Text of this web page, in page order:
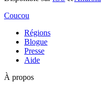
Coucou
Régions
Blogue
Presse
Aide
À propos